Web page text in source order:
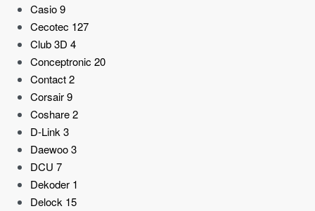
Casio9
Cecotec 127
Club 3D 4
Conceptronic 20
Contact2
Corsair9
Coshare2
D-Link3
Daewoo3
DCU 7
Dekoder 1
Delock 15